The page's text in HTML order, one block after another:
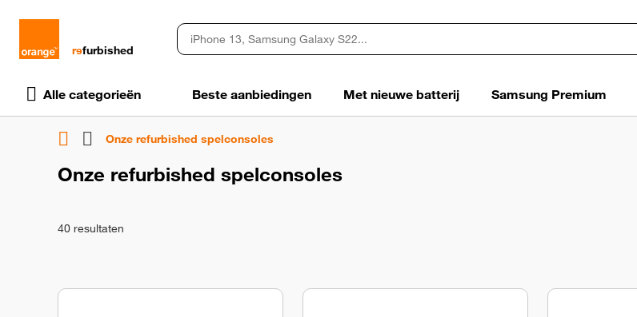
rɘfurbished
Alle categorieën Beste aanbiedingen Met nieuwe batterij Samsung Premium
Onze refurbished spelconsoles
Onze refurbished spelconsoles
40 resultaten